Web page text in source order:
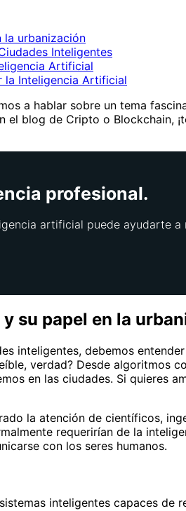
la urbanización
Inteligentes
Artificial
la Inteligencia Artificial
a hablar sobre un tema
blog de Cripto o Blockchain,
profesional.
artificial puede ayudarte a
su papel en la
inteligentes, debemos
verdad? Desde algoritmos
en las ciudades. Si quieres
la atención de científicos,
requerirían de la
con los seres humanos.
inteligentes capaces de